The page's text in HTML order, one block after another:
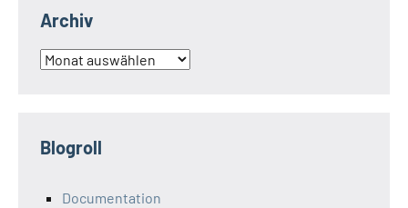
Archiv
Archiv
Blogroll
Documentation